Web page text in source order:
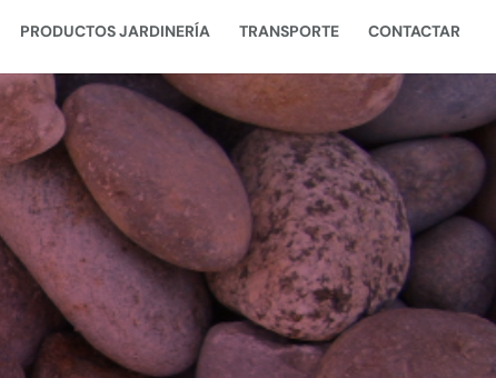
PRODUCTOS JARDINERÍA TRANSPORTE CONTACTAR